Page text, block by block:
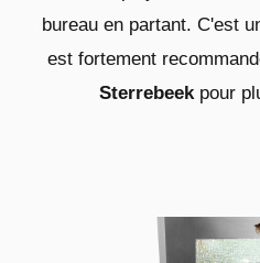
bureau en partant. C'est
est fortement
Sterrebeekpour